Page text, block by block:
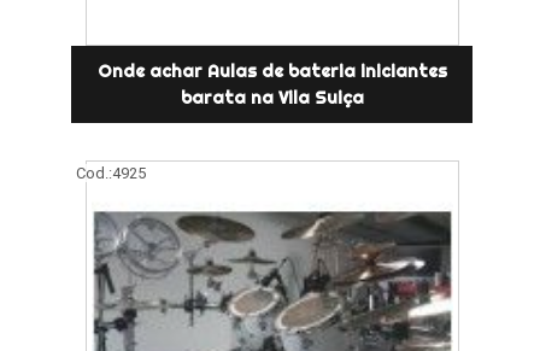
Onde achar Aulas de bateria iniciantes
barata na Vila Suiça
Cod.:4925